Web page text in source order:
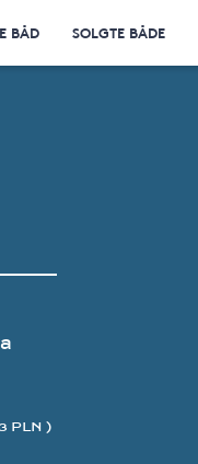
BÅD SOLGTE BÅDE
PLN )